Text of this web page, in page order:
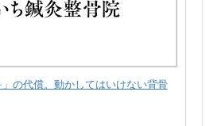
の代償。動かしてはいけない背骨